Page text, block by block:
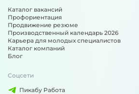
Каталог вакансий
Профориентация
Продвижение резюме
Производственный календарь 2026
Карьера для молодых специалистов
Каталог компаний
Блог
Соцсети
Пикабу Работа